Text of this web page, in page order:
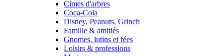
Cimes d'arbres
Coca-Cola
Disney, Peanuts, Grinch
Famille & amitiés
Gnomes, lutins et fées
Loisirs & professions